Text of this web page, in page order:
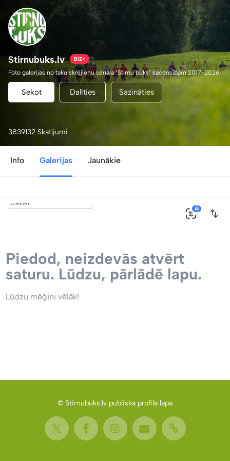
Stirnubuks.lv BIZ+
Foto galerijas no taku skrējienu seriāla "Stirnu buks" sacensībām 2017-2026.
Sekot Dalīties Sazināties
3839132 Skatījumi
Info Galerijas Jaunākie
0
AI
Piedod, neizdevās atvērt
saturu. Lūdzu, pārlādē lapu.
Lūdzu mēģini vēlāk!
© Stirnubuks.lv publiskā profila lapa